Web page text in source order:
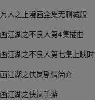
万人之上漫画全集无删减版
画江湖之不良人第4集插曲
画江湖之不良人第七集上映
画江湖之侠岚剧情简介
画江湖之侠岚手游